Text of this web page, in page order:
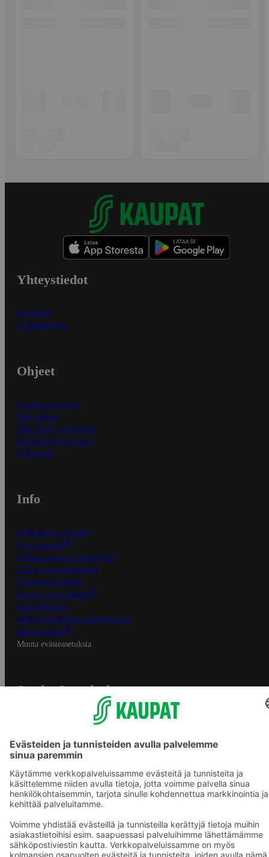
Yhteystiedot
Myymälät
Asiakaspalvelu
Ohjeet
Ensitilaajan ohjeet
Näin maksat
Näin tilaat ja muokkaat
Kaikki ohjeet ja vinkit
In English
Info
S-Business yrityksille
Oiva-raportit
Osuuskauppojen yhteystiedot
Tilaus- ja toimitusehdot
Tietosuojakäytäntö
Palvelun käyttöehdot
Saavutettavuus
Mobiilisovelluksen saavutettavuus
Mainostajalle
Muuta evästeasetuksia
S-ryhmän palvelut
Yhteishyvä Ruoka -sovellus
Prisma.fi
Sokos.fi
S-Pankki
Sokos Hotels
Raflaamo